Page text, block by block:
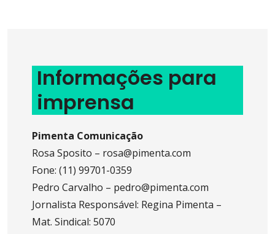
Informações para
imprensa
Pimenta Comunicação
Rosa Sposito – rosa@pimenta.com
Fone: (11) 99701-0359
Pedro Carvalho – pedro@pimenta.com
Jornalista Responsável: Regina Pimenta –
Mat. Sindical: 5070